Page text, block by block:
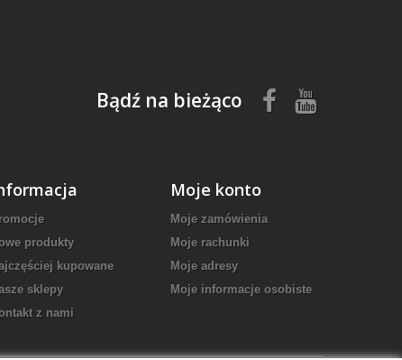
Bądź na bieżąco
produkty
kupowane
sklepy
z nami
Moje konto
Moje zamówienia
Moje rachunki
Moje adresy
Moje informacje osobiste